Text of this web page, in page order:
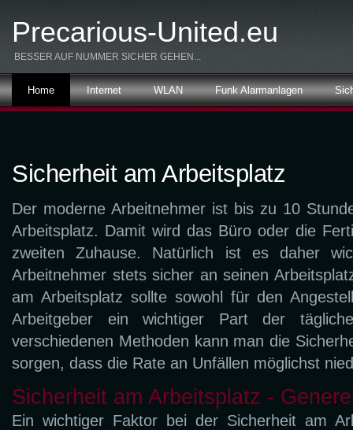
Precarious-United.eu
BESSER AUF NUMMER SICHER GEHEN...
Home Internet WLAN Funk Alarmanlagen
Sicherheit am Arbeitsplatz
Der moderne Arbeitnehmer ist bis zu 10
Arbeitsplatz. Damit wird das Büro oder die
zweiten Zuhause. Natürlich ist es daher
Arbeitnehmer stets sicher an seinen
am Arbeitsplatz sollte sowohl für den
Arbeitgeber ein wichtiger Part der
verschiedenen Methoden kann man die
sorgen, dass die Rate an Unfällen möglichst
Sicherheit am Arbeitsplatz -
Ein wichtiger Faktor bei der Sicherheit am